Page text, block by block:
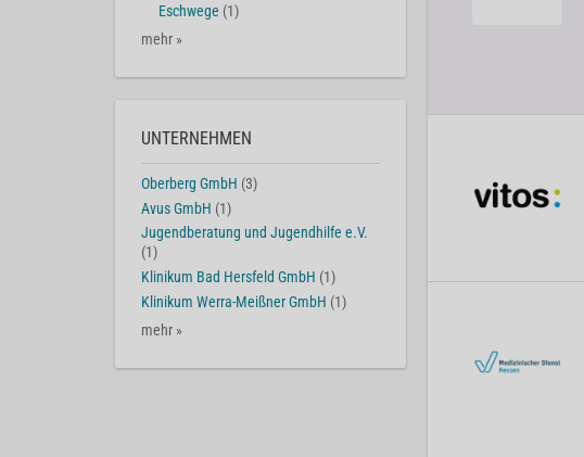
Eschwege (1)
mehr »
UNTERNEHMEN
Oberberg GmbH (3)
Avus GmbH (1)
Jugendberatung und Jugendhilfe e.V.
(1)
Klinikum Bad Hersfeld GmbH (1)
Klinikum Werra-Meißner GmbH (1)
mehr »